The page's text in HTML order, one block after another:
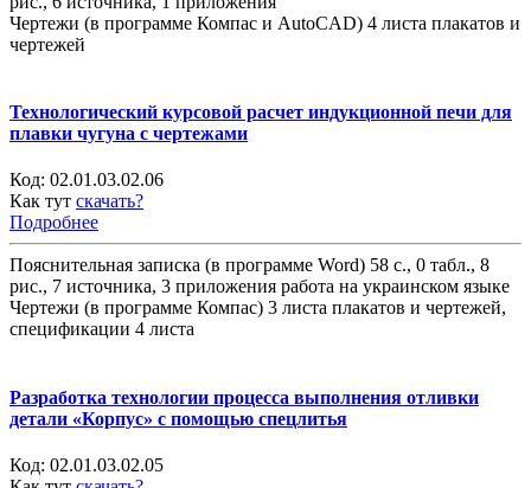
Чертежи (в программе Компас и AutoCAD) 4 листа плакатов и
чертежей
Технологический курсовой расчет индукционной печи для
плавки чугуна с чертежами
Код: 02.01.03.02.06
Как тут скачать?
Подробнее
Пояснительная записка (в программе Word) 58 с., 0 табл., 8
рис., 7 источника, 3 приложения работа на украинском языке
Чертежи (в программе Компас) 3 листа плакатов и чертежей,
спецификации 4 листа
Разработка технологии процесса выполнения отливки
детали «Корпус» с помощью спецлитья
Код: 02.01.03.02.05